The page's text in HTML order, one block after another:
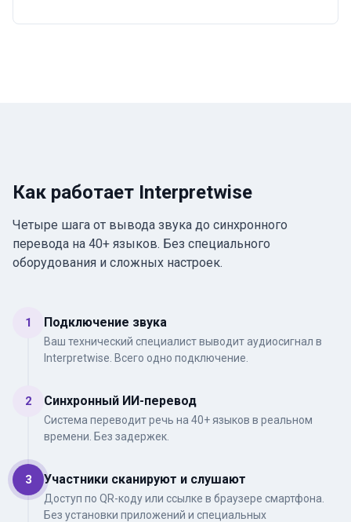
Как работает Interpretwise
Четыре шага от вывода звука до синхронного
перевода на 40+ языков. Без специального
оборудования и сложных настроек.
1 Подключение звука
Ваш технический специалист выводит аудиосигнал в
Interpretwise. Всего одно подключение.
2 Синхронный ИИ-перевод
Система переводит речь на 40+ языков в реальном
времени. Без задержек.
3 Участники сканируют и слушают
Доступ по QR-коду или ссылке в браузере смартфона.
Без установки приложений и специальных